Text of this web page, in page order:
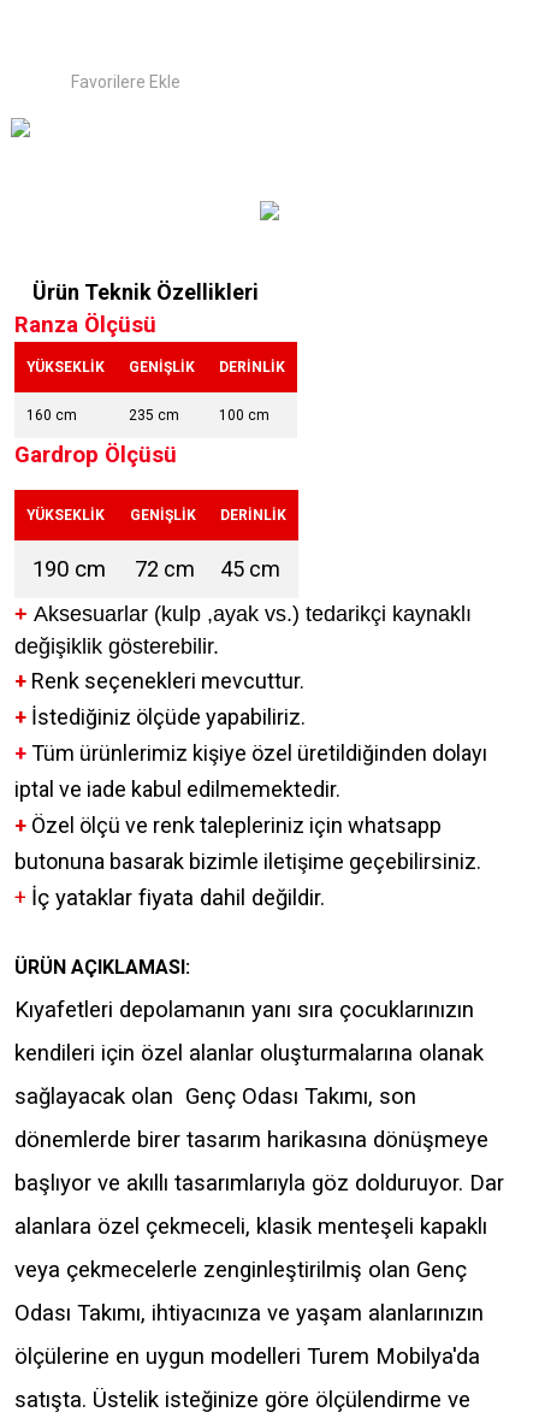
Ürün Teknik Özellikleri
Ranza Ölçüsü
YÜKSEKLİK GENİŞLİK DERİNLİK
160 cm 235 cm 100 cm
Gardrop Ölçüsü
YÜKSEKLİK GENİŞLİK DERİNLİK
190 cm 72 cm 45 cm
+ Aksesuarlar (kulp ,ayak vs.) tedarikçi kaynaklı
değişiklik gösterebilir.
+ Renk seçenekleri mevcuttur.
+ İstediğiniz ölçüde yapabiliriz.
+Tüm ürünlerimiz kişiye özel üretildiğinden dolayı
iptal ve iade kabul edilmemektedir.
+ Özel ölçü ve renk talepleriniz için whatsapp
butonuna basarak bizimle iletişime geçebilirsiniz.
+ İç yataklar fiyata dahil değildir.
ÜRÜN AÇIKLAMASI:
Kıyafetleri depolamanın yanı sıra çocuklarınızın
kendileri için özel alanlar oluşturmalarına olanak
sağlayacak olan Genç Odası Takımı, son
dönemlerde birer tasarım harikasına dönüşmeye
başlıyor ve akıllı tasarımlarıyla göz dolduruyor. Dar
alanlara özel çekmeceli, klasik menteşeli kapaklı
veya çekmecelerle zenginleştirilmiş olan Genç
Odası Takımı, ihtiyacınıza ve yaşam alanlarınızın
ölçülerine en uygun modelleri Turem Mobilya'da
satışta. Üstelik isteğinize göre ölçülendirme ve